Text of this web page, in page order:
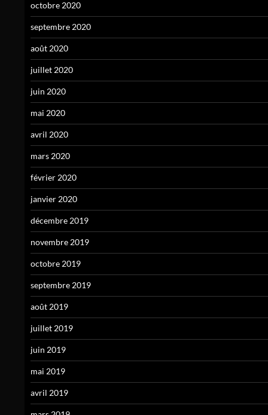
octobre 2020
septembre 2020
août 2020
juillet 2020
juin 2020
mai 2020
avril 2020
mars 2020
février 2020
janvier 2020
décembre 2019
novembre 2019
octobre 2019
septembre 2019
août 2019
juillet 2019
juin 2019
mai 2019
avril 2019